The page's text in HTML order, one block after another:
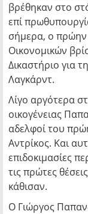
βρέθηκαν στο
επί
σήμερα, ο
Οικονομικών
Δικαστήριο για
Λαγκάρντ.
Λίγο αργότερα
οικογένειας
αδελφοί του
Αντρίκος. Και
επιδοκιμασίες
τις πρώτες
κάθισαν.
Ο Γιώργος